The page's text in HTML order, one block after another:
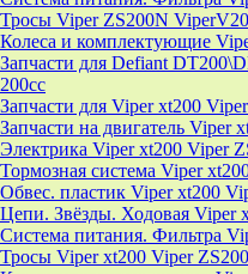
Тросы Viper ZS200N
Колеса и комплектующие
Запчасти для Defiant
200cc
Запчасти для Viper xt200
Запчасти на двигатель Viper
Электрика Viper xt200 Viper
Тормозная система Viper
Обвес. пластик Viper xt200
Цепи. Звёзды. Ходовая Viper
Система питания. Фильтра
Тросы Viper xt200 Viper